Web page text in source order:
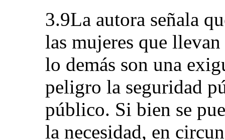
3.9La autora señala
las mujeres que
lo demás son una
peligro la seguridad
público. Si bien se
la necesidad, en